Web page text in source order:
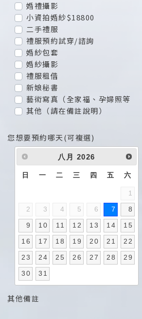
婚禮攝影
小資拍婚紗$18800
二手禮服
禮服預約試穿/諮詢
婚紗包套
婚紗攝影
禮服租借
新娘秘書
藝術寫真（全家福、孕婦照等
其他（請在備註說明）
您想要預約哪天(可複選)
八月 2026
日 一 二 三 四 五 六
1
2 3 4 5 6 7 8
9 10 11 12 13 14 15
16 17 18 19 20 21 22
23 24 25 26 27 28 29
30 31
其他備註